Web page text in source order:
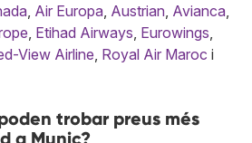
Air Europa Austrian Avianca
Etihad Airways Eurowings
View Airline Royal Air Maroc i
trobar preus més
a Munic?